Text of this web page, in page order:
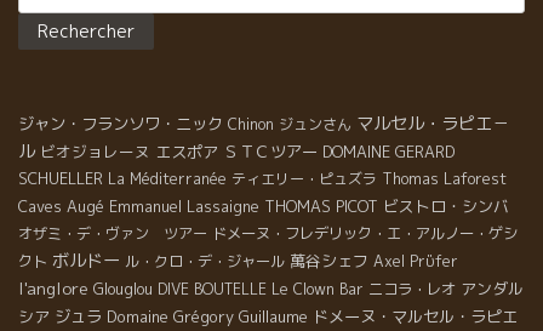
ジャン・フランソワ・ニック Chinon ジュンさん マルセル・ラピエ－
ル ビオジョレーヌ エスポア ＳＴＣツアー DOMAINE GERARD
SCHUELLER La Méditerranée ティエリー・ピュズラ Thomas Laforest
Caves Augé Emmanuel Lassaigne THOMAS PICOT ビストロ・シンバ
オザミ・デ・ヴァン ツアー ドメーヌ・フレデリック・エ・アルノー・ゲシ
クト ボルドー ル・クロ・デ・ジャール 萬谷シェフ Axel Prϋfer
l'anglore Glouglou DIVE BOUTELLE Le Clown Bar ニコラ・レオ アンダル
シア ジュラ Domaine Grégory Guillaume ドメーヌ・マルセル・ラピエ